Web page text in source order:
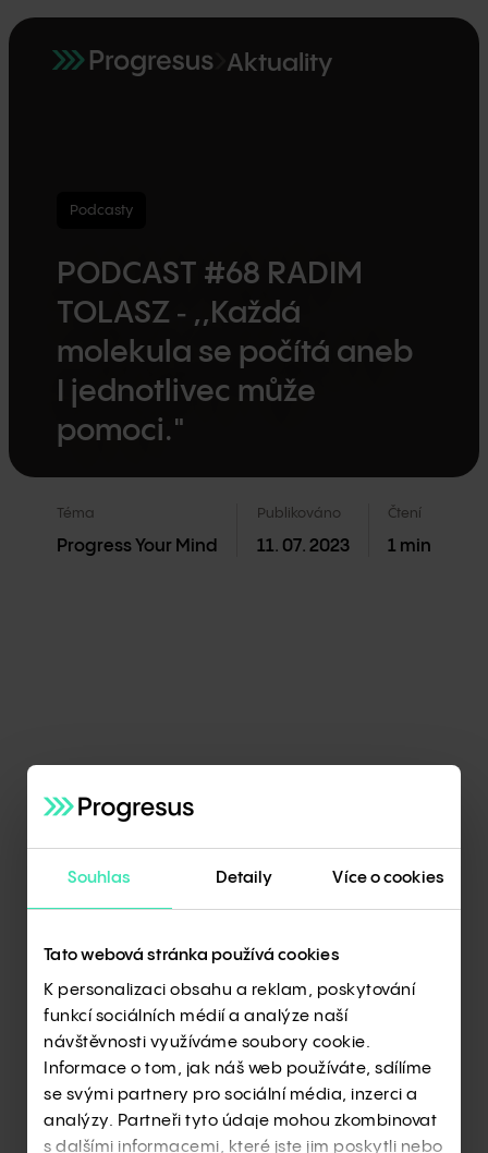
Souhlas Detaily Více o cookies
Tato webová stránka používá cookies
K personalizaci obsahu a reklam, poskytování
funkcí sociálních médií a analýze naší
návštěvnosti využíváme soubory cookie.
Informace o tom, jak náš web používáte, sdílíme
se svými partnery pro sociální média, inzerci a
analýzy. Partneři tyto údaje mohou zkombinovat
s dalšími informacemi, které jste jim poskytli nebo
Aktuality
Podcasty
PODCAST #68 RADIM
TOLASZ ‑ ,,Každá
molekula se počítá aneb
I jednotlivec může
pomoci."
Téma
Progress Your Mind
Publikováno
11. 07. 2023
Čtení
1 min
republiku zastupuje i v Mezivládním panelu
energetiky: „Výroba energie do budoucna
rozhodne o tom, jestli se nám podaří snížit
a zdůrazňuje, že nejde jenom o odstavení
fosilních paliv, ale i o přemýšlení nad
úsporami, kterých můžeme dosáhnout díky
důrazu na větší udržitelnost při stavění
nových budov. Čím by motivoval lidi
k zdánlivě náročnému boji proti oteplování
a co v denním životě aplikuje on sám?